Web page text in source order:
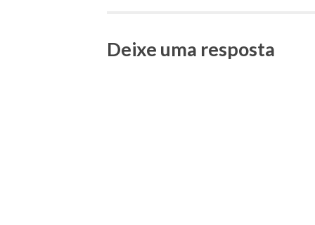
Posts
Deixe uma resposta